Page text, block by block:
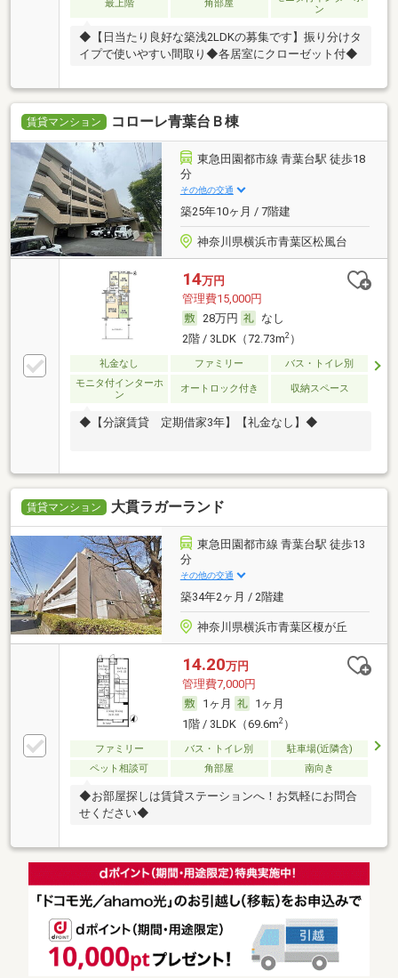
最上階 角部屋
ン
◆【日当たり良好な築浅2LDKの募集です】振り分けタ
イプで使いやすい間取り◆各居室にクローゼット付◆
賃貸マンション コローレ青葉台Ｂ棟
東急田園都市線 青葉台駅 徒歩18
分
その他の交通
築25年10ヶ月 / 7階建
神奈川県横浜市青葉区松風台
14万円
管理費15,000円
28万円
なし
2階 / 3LDK（72.73m2）
礼金なし ファミリー
バス・トイレ別
モニタ付インターホ
ン
オートロック付き 収納スペース
◆【分譲賃貸 定期借家3年】【礼金なし】◆
賃貸マンション 大貫ラガーランド
東急田園都市線 青葉台駅 徒歩13
分
その他の交通
築34年2ヶ月 / 2階建
神奈川県横浜市青葉区榎が丘
14.20万円
管理費7,000円
1ヶ月
1ヶ月
1階 / 3LDK（69.6m2）
ファミリー バス・トイレ別
駐車場(近隣含)
ペット相談可
角部屋 南向き
◆お部屋探しは賃貸ステーションへ！お気軽にお問合
せください◆